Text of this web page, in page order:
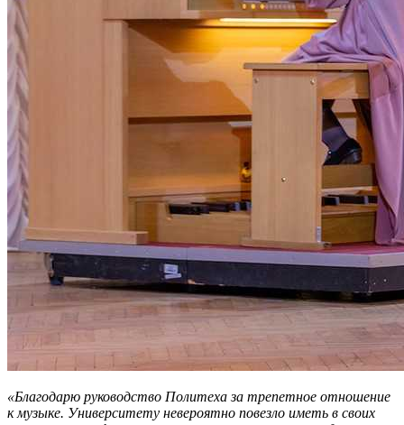
«Благодарю руководство Политеха за трепетное отношение
к музыке. Университету невероятно повезло иметь в своих